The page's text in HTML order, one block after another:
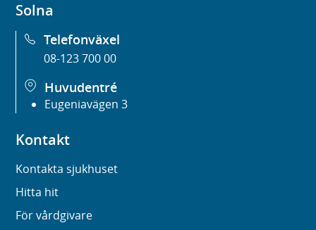
Solna
Telefonväxel
08-123 700 00
Huvudentré
Eugeniavägen 3
Kontakt
Kontakta sjukhuset
Hitta hit
För vårdgivare